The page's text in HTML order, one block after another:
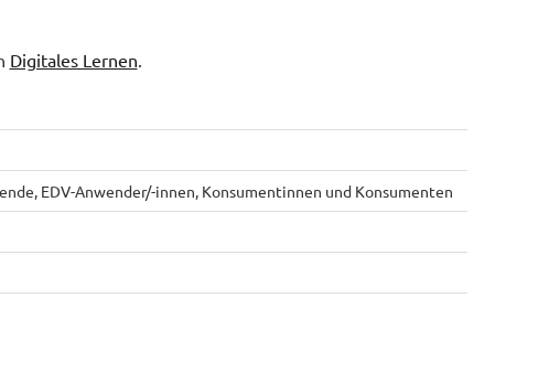
Digitales Lernen.
EDV-Anwender/-innen, Konsumentinnen und Konsumenten